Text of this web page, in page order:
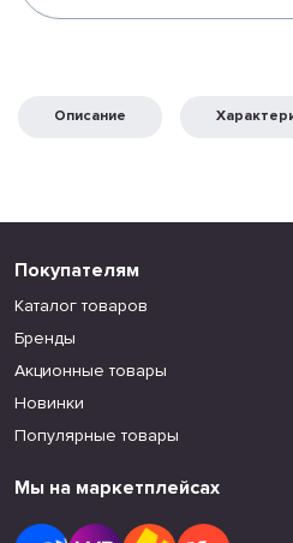
Описание
Покупателям
Каталог товаров
Бренды
Акционные товары
Новинки
Популярные товары
Мы на маркетплейсах